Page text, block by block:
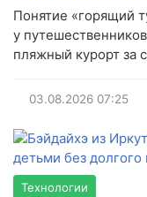
Понятие «горящий
у
пляжный курорт за
03.08.2026 07:25
Технологии